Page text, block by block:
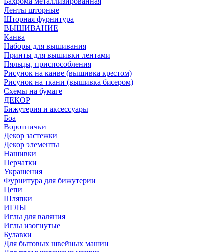
Ленты шторные
Шторная фурнитура
ВЫШИВАНИЕ
Канва
Наборы для вышивания
Принты для вышивки лентами
Пяльцы, приспособления
Рисунок на канве (вышивка крестом)
Рисунок на ткани (вышивка бисером)
Схемы на бумаге
ДЕКОР
Бижутерия и аксессуары
Боа
Воротнички
Декор застежки
Декор элементы
Нашивки
Перчатки
Украшения
Фурнитура для бижутерии
Цепи
Шляпки
ИГЛЫ
Иглы для валяния
Иглы изогнутые
Булавки
Для бытовых швейных машин